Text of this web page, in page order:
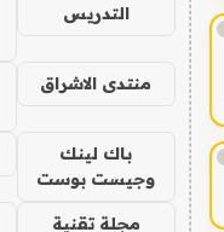
التدريس
منتدى الاشراق
باك لينك
وجيست بوست
مجلة تقنية